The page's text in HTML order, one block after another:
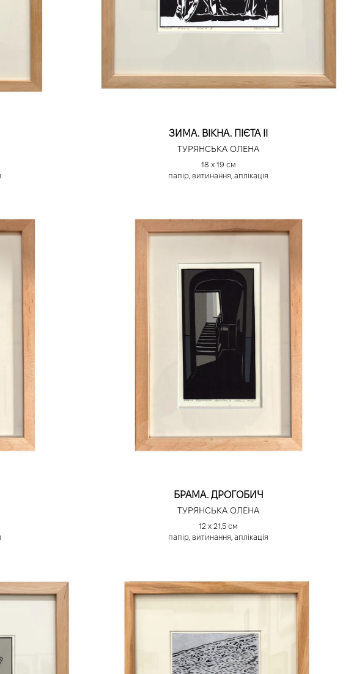
ЗИМА. ВІКНА. ПІЄТА II
ТУРЯНСЬКА ОЛЕНА
18 х 19 см
папір, витинання, аплікація
БРАМА. ДРОГОБИЧ
ТУРЯНСЬКА ОЛЕНА
12 х 21,5 см
папір, витинання, аплікація